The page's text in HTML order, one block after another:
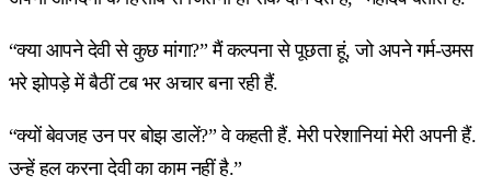
“क्या आपने देवी से कुछ मांगा?” मैं कल्पना से पूछता हूं, जो अपने गर्म-उमस
भरे झोपड़े में बैठीं टब भर अचार बना रही हैं.
“क्यों बेवजह उन पर बोझ डालें?” वे कहती हैं. मेरी परेशानियां मेरी अपनी हैं.
उन्हें हल करना देवी का काम नहीं है.”